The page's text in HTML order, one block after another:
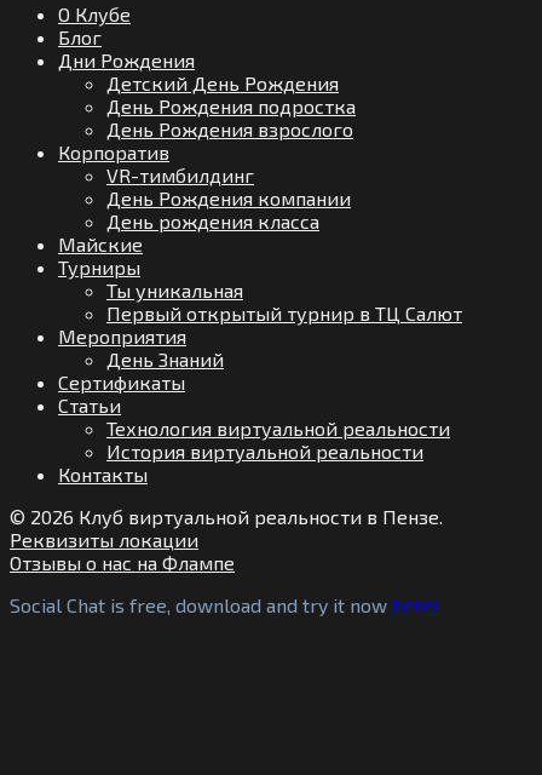
О Клубе
Блог
Дни Рождения
Детский День Рождения
День Рождения подростка
День Рождения взрослого
Корпоратив
VR-тимбилдинг
День Рождения компании
День рождения класса
Майские
Турниры
Ты уникальная
Первый открытый турнир в ТЦ Салют
Мероприятия
День Знаний
Сертификаты
Статьи
Технология виртуальной реальности
История виртуальной реальности
Контакты
© 2026 Клуб виртуальной реальности в Пензе.
Реквизиты локации
Отзывы о нас на Флампе
Social Chat is free, download and try it now here!